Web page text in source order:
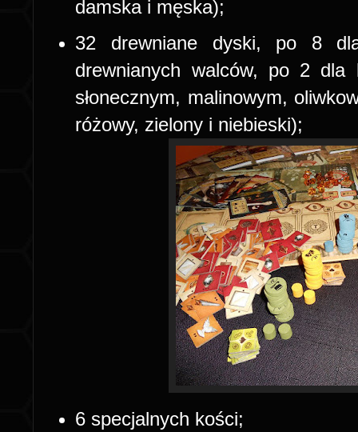
damska i męska);
32 drewniane dyski, po 8
drewnianych walców, po 2 dla
słonecznym, malinowym,
różowy, zielony i niebieski);
6 specjalnych kości;